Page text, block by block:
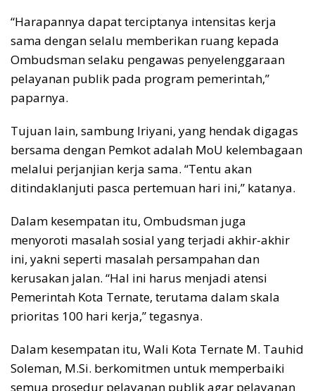
“Harapannya dapat terciptanya intensitas kerja
sama dengan selalu memberikan ruang kepada
Ombudsman selaku pengawas penyelenggaraan
pelayanan publik pada program pemerintah,”
paparnya.
Tujuan lain, sambung Iriyani, yang hendak digagas
bersama dengan Pemkot adalah MoU kelembagaan
melalui perjanjian kerja sama. “Tentu akan
ditindaklanjuti pasca pertemuan hari ini,” katanya.
Dalam kesempatan itu, Ombudsman juga
menyoroti masalah sosial yang terjadi akhir-akhir
ini, yakni seperti masalah persampahan dan
kerusakan jalan. “Hal ini harus menjadi atensi
Pemerintah Kota Ternate, terutama dalam skala
prioritas 100 hari kerja,” tegasnya.
Dalam kesempatan itu, Wali Kota Ternate M. Tauhid
Soleman, M.Si. berkomitmen untuk memperbaiki
semua prosedur pelayanan publik agar pelayanan